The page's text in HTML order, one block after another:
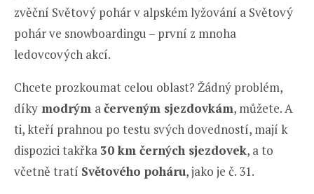
zvěční Světový pohár v alpském lyžování a Světový
pohár ve snowboardingu – první z mnoha
ledovcových akcí.
Chcete prozkoumat celou oblast? Žádný problém,
díky modrým ačerveným sjezdovkám, můžete. A
ti, kteří prahnou po testu svých dovedností, mají k
dispozici takřka 30 km černých sjezdovek, a to
včetně tratí Světového poháru, jako je č. 31.